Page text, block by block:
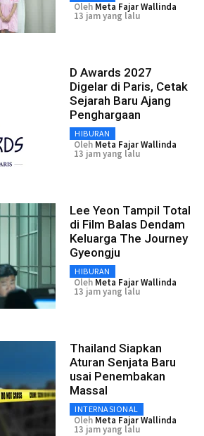
Oleh Meta Fajar Wallinda
13 jam yang lalu
D Awards 2027
Digelar di Paris, Cetak
Sejarah Baru Ajang
Penghargaan
HIBURAN
Oleh Meta Fajar Wallinda
13 jam yang lalu
Lee Yeon Tampil Total
di Film Balas Dendam
Keluarga The Journey
Gyeongju
HIBURAN
Oleh Meta Fajar Wallinda
13 jam yang lalu
Thailand Siapkan
Aturan Senjata Baru
usai Penembakan
Massal
INTERNASIONAL
Oleh Meta Fajar Wallinda
13 jam yang lalu